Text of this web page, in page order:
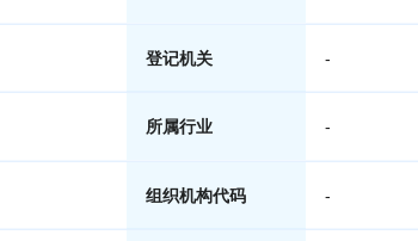
登记机关 -
所属行业 -
组织机构代码 -